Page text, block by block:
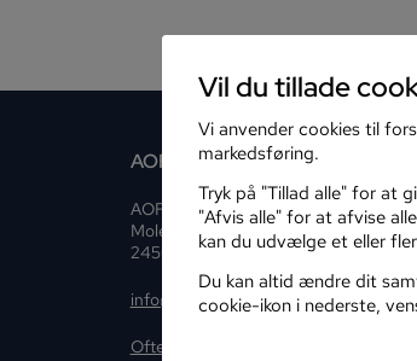
AOFonlinekurser.dk
AOF Danmark
Molestien 7, 4 Sal
2450 København SV
info@onlinekurser.dk
Ofte stillede spørgsmål
Vil du tillade
Vi anvender cookies til
markedsføring.
Tryk på "Tillad alle" for at
"Afvis alle" for at afvise
kan du udvælge et eller
Du kan altid ændre dit
cookie-ikon i nederste,